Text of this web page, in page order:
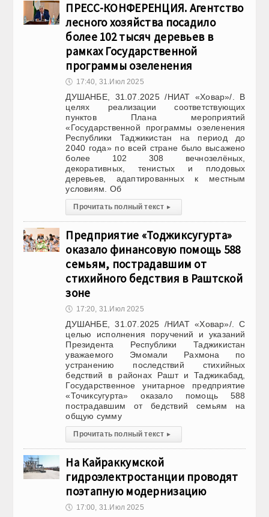
ПРЕСС-КОНФЕРЕНЦИЯ. Агентство
лесного хозяйства посадило
более 102 тысяч деревьев в
рамках Государственной
программы озеленения
🕔 17:40, 31.Июл 2025
ДУШАНБЕ, 31.07.2025 /НИАТ «Ховар»/. В
целях реализации соответствующих
пунктов Плана мероприятий
«Государственной программы озеленения
Республики Таджикистан на период до
2040 года» по всей стране было высажено
более 102 308 вечнозелёных,
декоративных, тенистых и плодовых
деревьев, адаптированных к местным
условиям. Об
Прочитать полный текст ▸
Предприятие «Тоджиксугурта»
оказало финансовую помощь 588
семьям, пострадавшим от
стихийного бедствия в Раштской
зоне
🕔 17:20, 31.Июл 2025
ДУШАНБЕ, 31.07.2025 /НИАТ «Ховар»/. С
целью исполнения поручений и указаний
Президента Республики Таджикистан
уважаемого Эмомали Рахмона по
устранению последствий стихийных
бедствий в районах Рашт и Таджикабад,
Государственное унитарное предприятие
«Точиксугурта» оказало помощь 588
пострадавшим от бедствий семьям на
общую сумму
Прочитать полный текст ▸
На Кайраккумской
гидроэлектростанции проводят
поэтапную модернизацию
🕔 17:00, 31.Июл 2025